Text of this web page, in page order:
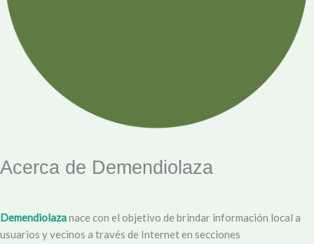
Acerca de Demendiolaza
Demendiolazanace con el objetivo de brindar información local a
usuarios y vecinos a través de Internet en secciones